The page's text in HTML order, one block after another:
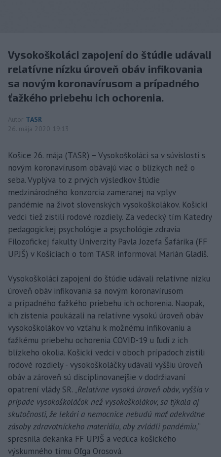
Vysokoškoláci zapojení do štúdie udávali
relatívne nízku úroveň obáv infikovania
sa novým koronavírusom a prípadného
ťažkého priebehu ich ochorenia.
Autor TASR
26. mája 2020 19:13
Košice 26. mája (TASR) – Vysokoškoláci sa v súvislosti s
novým koronavírusom obávajú viac o blízkych než o
seba. Vyplýva to z prvých výsledkov štúdie
medzinárodného konzorcia zameranej na vplyv
pandémie na život slovenských vysokoškolákov. Košickí
vedci tiež zistili rodové rozdiely. Za vedecký tím Katedry
pedagogickej psychológie a psychológie zdravia
Filozofickej fakulty Univerzity Pavla Jozefa Šafárika (FF
UPJŠ) v Košiciach o tom TASR informoval Marián Gladiš.
Vysokoškoláci zapojení do štúdie udávali relatívne nízku
úroveň obáv infikovania sa novým koronavírusom
a prípadného ťažkého priebehu ich ochorenia. Naopak,
ich zistenia poukázali na relatívne vysokú úroveň obáv
vysokoškolákov vo vzťahu k možnému infikovaniu a
ťažkému priebehu ochorenia COVID-19 u ľudí z ich
blízkeho okolia. Košickí vedci v oboch prípadoch zistili
rodové rozdiely - vysokoškoláčky udávali vyššiu úroveň
obáv a zároveň sú disciplinovanejšie v dodržiavaní
opatrení vlády SR. „Relatívne vysoká úroveň obáv, vyššia v
prípade vysokoškoláčok než vysokoškolákov, sa týkala aj
skutočnosti, že lekári a nemocnice nebudú mať adekvátne
zásoby zdravotníckeho materiálu, aby zvládli pandémiu,“
spresnila dekanka FF UPJŠ a vedúca košického
výskumného tímu Oľga Orosová.